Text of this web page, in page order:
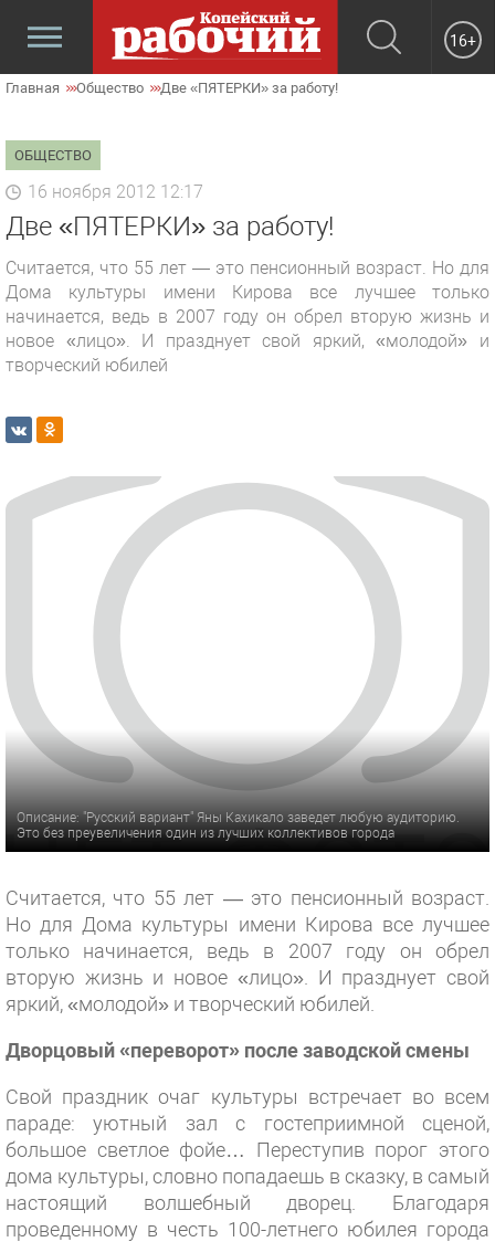
16+
Главная Общество Две «ПЯТЕРКИ» за работу!
ОБЩЕСТВО
16 ноября 2012 12:17
Две «ПЯТЕРКИ» за работу!
Считается, что 55 лет — это пенсионный возраст. Но для
Дома культуры имени Кирова все лучшее только
начинается, ведь в 2007 году он обрел вторую жизнь и
новое «лицо». И празднует свой яркий, «молодой» и
творческий юбилей
Описание: "Русский вариант" Яны Кахикало заведет любую аудиторию.
Это без преувеличения один из лучших коллективов города
Считается, что 55 лет — это пенсионный возраст.
Но для Дома культуры имени Кирова все лучшее
только начинается, ведь в 2007 году он обрел
вторую жизнь и новое «лицо». И празднует свой
яркий, «молодой» и творческий юбилей.
Дворцовый «переворот» после заводской смены
Свой праздник очаг культуры встречает во всем
параде: уютный зал с гостеприимной сценой,
большое светлое фойе… Переступив порог этого
дома культуры, словно попадаешь в сказку, в самый
настоящий волшебный дворец. Благодаря
проведенному в честь 100-летнего юбилея города